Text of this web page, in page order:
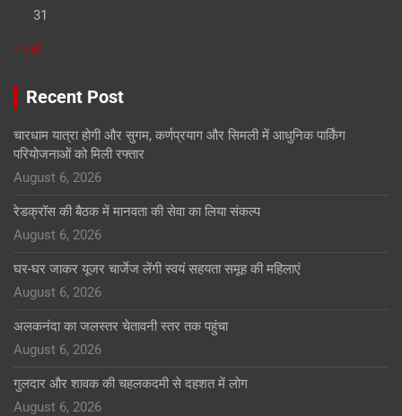
31
« Jul
Recent Post
चारधाम यात्रा होगी और सुगम, कर्णप्रयाग और सिमली में आधुनिक पार्किंग
परियोजनाओं को मिली रफ्तार
August 6, 2026
रेडक्रॉस की बैठक में मानवता की सेवा का लिया संकल्प
August 6, 2026
घर-घर जाकर यूजर चार्जेज लेंगी स्वयं सहयता समूह की महिलाएं
August 6, 2026
अलकनंदा का जलस्तर चेतावनी स्तर तक पहुंचा
August 6, 2026
गुलदार और शावक की चहलकदमी से दहशत में लोग
August 6, 2026